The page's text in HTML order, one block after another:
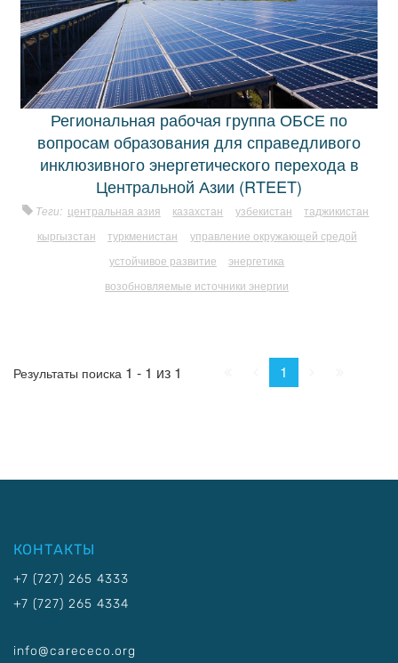
Региональная рабочая группа ОБСЕ по
вопросам образования для справедливого
инклюзивного энергетического перехода в
Центральной Азии (RTEET)
Теги: центральная азия казахстан узбекистан
таджикистан
кыргызстан
туркменистан
управление окружающей средой
устойчивое развитие
энергетика
возобновляемые источники энергии
Результаты поиска 1 - 1 из 1 Пред.
1
КОНТАКТЫ
+7 (727) 265 4333
+7 (727) 265 4334
info@carececo.org